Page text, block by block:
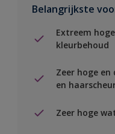
Belangrijkste
Extreem
kleurbehoud
Zeer hoge
en
Zeer hoge